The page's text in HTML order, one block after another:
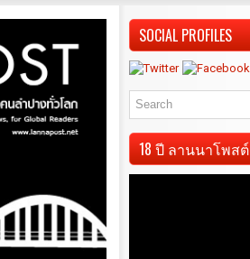
SOCIAL PROFILES
18 ปี ลานนาโพสต์